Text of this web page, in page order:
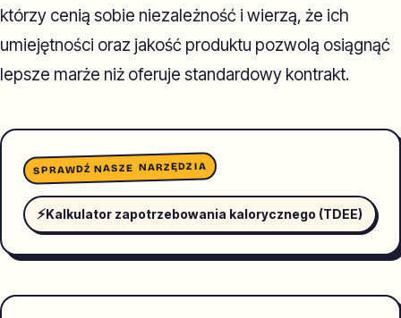
którzy cenią sobie niezależność i wierzą, że ich
umiejętności oraz jakość produktu pozwolą osiągnąć
lepsze marże niż oferuje standardowy kontrakt.
SPRAWDŹ NASZE NARZĘDZIA
⚡Kalkulator zapotrzebowania kalorycznego (TDEE)